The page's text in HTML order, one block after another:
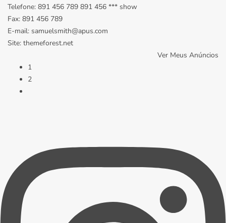
Telefone: 891 456 789 891 456 *** show
Fax: 891 456 789
E-mail: samuelsmith@apus.com
Site: themeforest.net
Ver Meus Anúncios
1
2